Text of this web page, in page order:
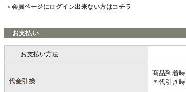
＞会員ページにログイン出来ない方はコチラ
お支払い
お支払い方法
代金引換
商品到着
＊代引き